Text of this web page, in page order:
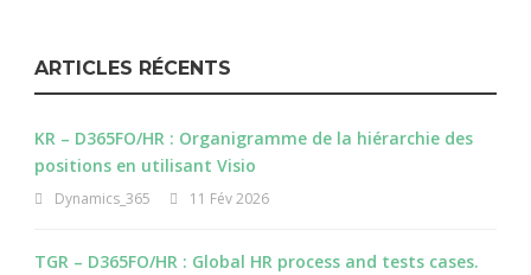
ARTICLES RÉCENTS
KR – D365FO/HR : Organigramme de la hiérarchie des
positions en utilisant Visio
Dynamics_365 11 Fév 2026
TGR – D365FO/HR : Global HR process and tests cases.